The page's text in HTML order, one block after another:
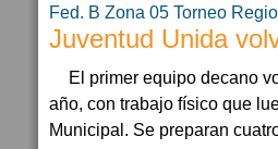
Fed. B Zona 05 Torneo
Juventud Unida
El primer equipo decano
año, con trabajo físico que
Municipal. Se preparan